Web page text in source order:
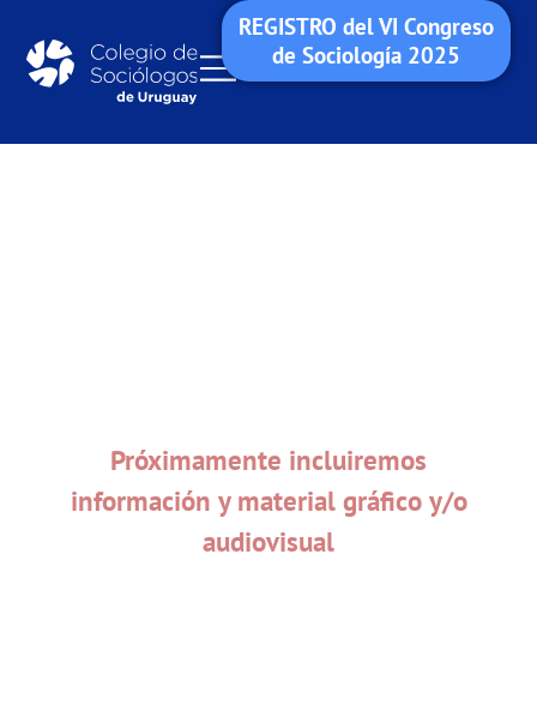
REGISTRO del VI Congreso
de Sociología 2025
Próximamente incluiremos
información y material gráfico y/o
audiovisual